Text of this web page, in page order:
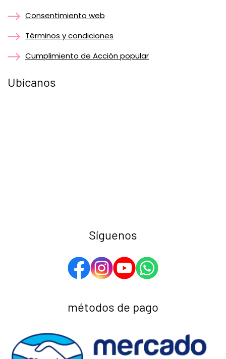
Consentimiento web
Términos y condiciones
Cumplimiento de Acción popular
Ubícanos
Síguenos
métodos de pago